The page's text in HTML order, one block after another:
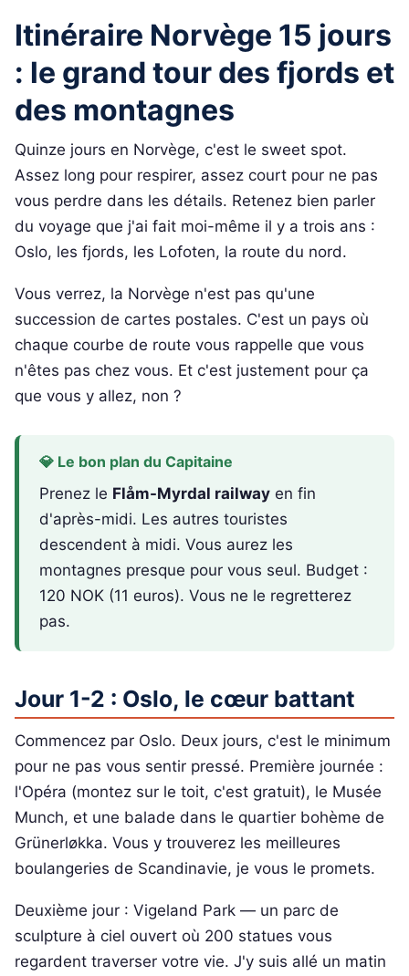
Itinéraire Norvège 15 jours
: le grand tour des fjords et
des montagnes
Quinze jours en Norvège, c'est le sweet spot.
Assez long pour respirer, assez court pour ne pas
vous perdre dans les détails. Retenez bien parler
du voyage que j'ai fait moi-même il y a trois ans :
Oslo, les fjords, les Lofoten, la route du nord.
Vous verrez, la Norvège n'est pas qu'une
succession de cartes postales. C'est un pays où
chaque courbe de route vous rappelle que vous
n'êtes pas chez vous. Et c'est justement pour ça
que vous y allez, non ?
💎 Le bon plan du Capitaine
Prenez le Flåm-Myrdal railway en fin
d'après-midi. Les autres touristes
descendent à midi. Vous aurez les
montagnes presque pour vous seul. Budget :
120 NOK (11 euros). Vous ne le regretterez
pas.
Jour 1-2 : Oslo, le cœur battant
Commencez par Oslo. Deux jours, c'est le minimum
pour ne pas vous sentir pressé. Première journée :
l'Opéra (montez sur le toit, c'est gratuit), le Musée
Munch, et une balade dans le quartier bohème de
Grünerløkka. Vous y trouverez les meilleures
boulangeries de Scandinavie, je vous le promets.
Deuxième jour : Vigeland Park — un parc de
sculpture à ciel ouvert où 200 statues vous
regardent traverser votre vie. J'y suis allé un matin